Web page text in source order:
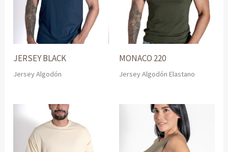
JERSEY BLACK
Jersey Algodón
MONACO 220
Jersey Algodón Elastano